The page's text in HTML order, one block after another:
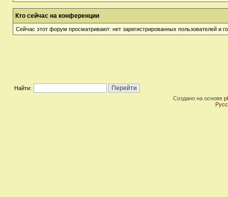
Кто сейчас на конференции
Сейчас этот форум просматривают: нет зарегистрированных пользователей и
Найти:
Создано на основе